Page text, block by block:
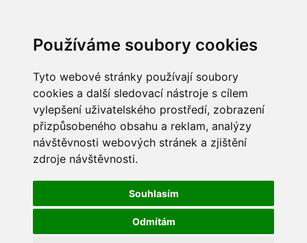
Používáme soubory cookies
Tyto webové stránky používají soubory
cookies a další sledovací nástroje s cílem
vylepšení uživatelského prostředí, zobrazení
přizpůsobeného obsahu a reklam, analýzy
návštěvnosti webových stránek a zjištění
zdroje návštěvnosti.
Souhlasím
Odmítám